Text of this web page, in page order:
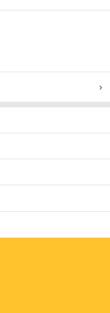
›